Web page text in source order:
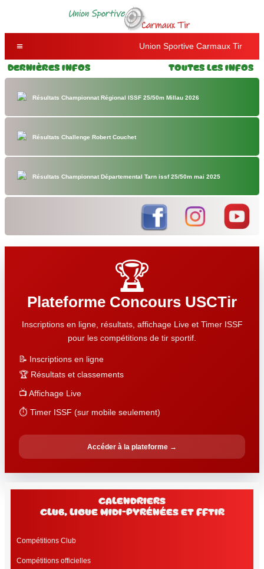
Union Sportive Carmaux Tir
Dernières Infos Toutes les Infos
Résultats Championnat Régional ISSF 25/50m Millau 2026
Résultats Challenge Robert Couchet
Résultats Championnat Départemental Tarn issf 25/50m mai 2025
🏆
Plateforme Concours USCTir
Inscriptions en ligne, résultats, affichage Live et Timer ISSF
pour les compétitions de tir sportif.
📝 Inscriptions en ligne
🏆 Résultats et classements
📺 Affichage Live
⏱️ Timer ISSF (sur mobile seulement)
Accéder à la plateforme →
Calendriers
club, Ligue Midi-Pyrénées et FFtir
Compétitions Club
Compétitions officielles